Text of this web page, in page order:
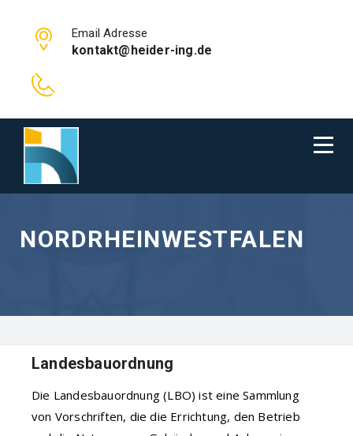
Email Adresse
kontakt@heider-ing.de
NORDRHEINWESTFALEN
Landesbauordnung
Die Landesbauordnung (LBO) ist eine Sammlung
von Vorschriften, die die Errichtung, den Betrieb